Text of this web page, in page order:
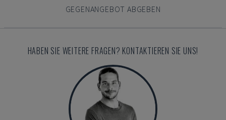
GEGENANGEBOT ABGEBEN
HABEN SIE WEITERE FRAGEN? KONTAKTIEREN SIE UNS!